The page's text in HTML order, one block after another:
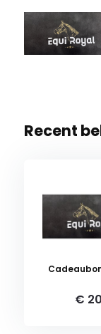
en alles
Recent
€